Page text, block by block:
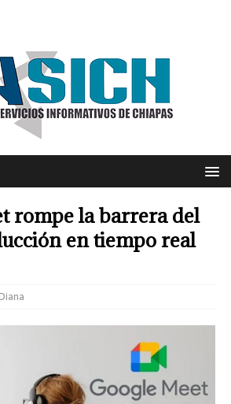
rompe la barrera del
en tiempo real
Diana